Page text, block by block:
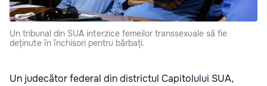
Un tribunal din SUA interzice femeilor transsexuale să fie
deținute în închisori pentru bărbați.
Un judecător federal din districtul Capitolului SUA,